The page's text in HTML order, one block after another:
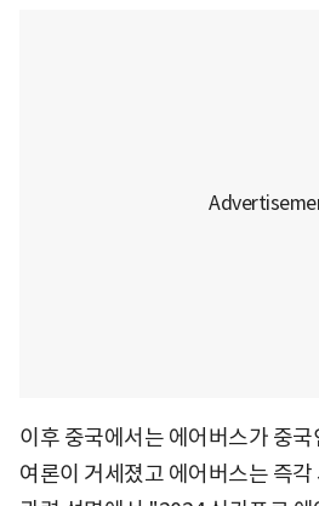
이후 중국에서는 에어버스가 중
여론이 거세졌고 에어버스는 즉